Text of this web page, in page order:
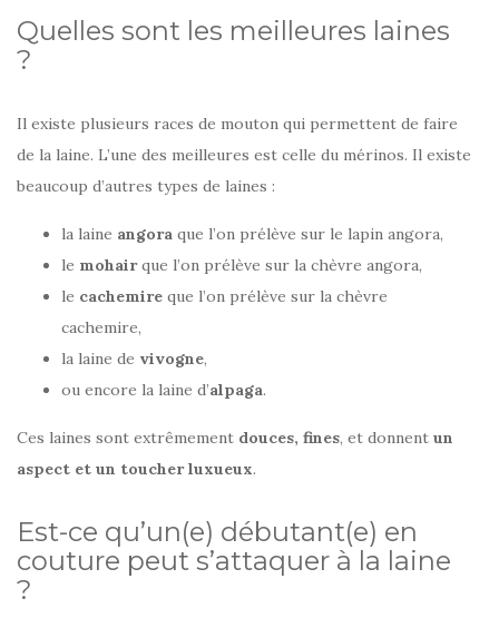
Quelles sont les meilleures laines
?
Il existe plusieurs races de mouton qui permettent de faire
de la laine. L’une des meilleures est celle du mérinos. Il existe
beaucoup d’autres types de laines :
la laine angora que l’on prélève sur le lapin angora,
le mohairque l’on prélève sur la chèvre angora,
le cachemire que l’on prélève sur la chèvre
cachemire,
la laine de vivogne,
ou encore la laine d’alpaga.
Ces laines sont extrêmement douces, fines, et donnent un
aspect et un toucher luxueux.
Est-ce qu’un(e) débutant(e) en
couture peut s’attaquer à la laine
?